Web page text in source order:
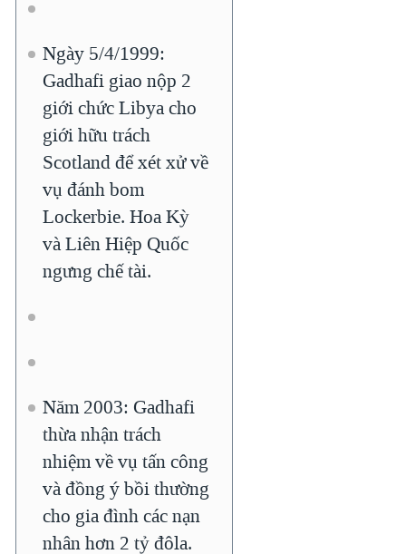
Ngày 5/4/1999:
Gadhafi giao nộp 2
giới chức Libya cho
giới hữu trách
Scotland để xét xử về
vụ đánh bom
Lockerbie. Hoa Kỳ
và Liên Hiệp Quốc
ngưng chế tài.
Năm 2003: Gadhafi
thừa nhận trách
nhiệm về vụ tấn công
và đồng ý bồi thường
cho gia đình các nạn
nhân hơn 2 tỷ đôla.